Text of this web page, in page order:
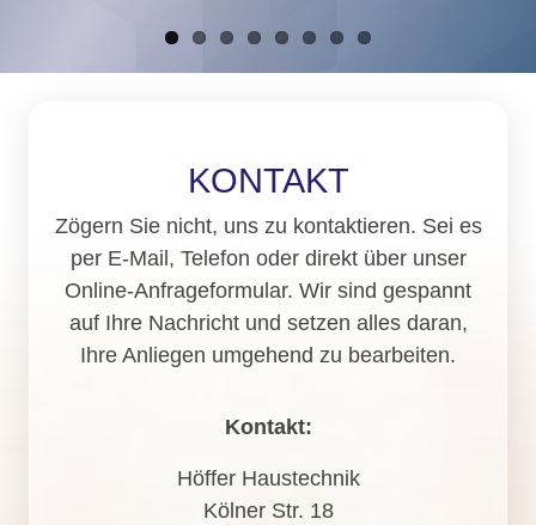
KONTAKT
Zögern Sie nicht, uns zu kontaktieren. Sei es
per E-Mail, Telefon oder direkt über unser
Online-Anfrageformular. Wir sind gespannt
auf Ihre Nachricht und setzen alles daran,
Ihre Anliegen umgehend zu bearbeiten.
Kontakt:
Höffer Haustechnik
Kölner Str. 18